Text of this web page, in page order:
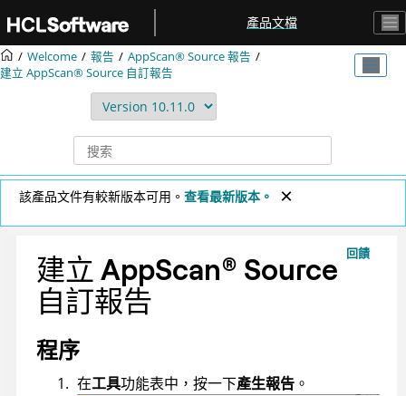
產品文檔
Welcome 報告 AppScan® Source報告
建立 AppScan® Source 自訂報告
該產品文件有較新版本可用。 查看最新版本。
回饋
建立 AppScan® Source
自訂報告
程序
在工具功能表中，按一下產生報告 。